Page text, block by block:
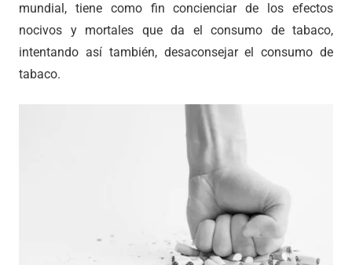
mundial, tiene como fin concienciar de los efectos
nocivos y mortales que da el consumo de tabaco,
intentando así también, desaconsejar el consumo de
tabaco.